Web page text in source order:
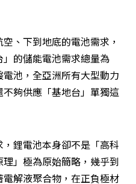
、下到地底的電池需求，
的儲能電池需求總量為
池，全亞洲所有大型動力
夠供應「基地台」單獨這
鋰電池本身卻不是「高科
」極為原始簡略，幾乎到
解液聚合物，在正負極材